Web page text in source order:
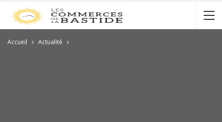
Accueil Actualité